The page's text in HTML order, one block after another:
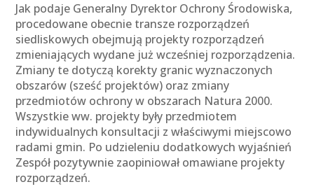
Jak podaje Generalny Dyrektor Ochrony Środowiska,
procedowane obecnie transze rozporządzeń
siedliskowych obejmują projekty rozporządzeń
zmieniających wydane już wcześniej rozporządzenia.
Zmiany te dotyczą korekty granic wyznaczonych
obszarów (sześć projektów) oraz zmiany
przedmiotów ochrony w obszarach Natura 2000.
Wszystkie ww. projekty były przedmiotem
indywidualnych konsultacji z właściwymi miejscowo
radami gmin. Po udzieleniu dodatkowych wyjaśnień
Zespół pozytywnie zaopiniował omawiane projekty
rozporządzeń.